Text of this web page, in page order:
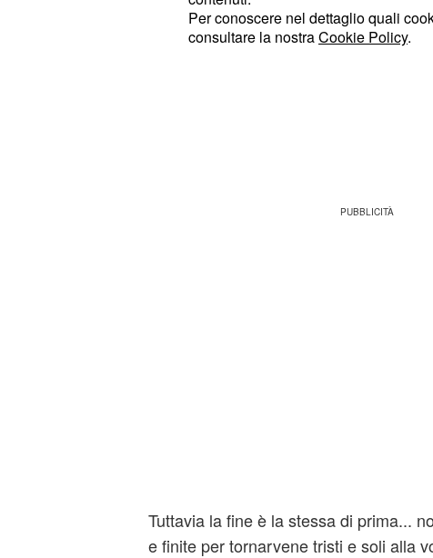
2-I discorsi con se stessi: è un po' il
vostro amato). Sembra tutto perfetto,
sembra perfetta (solo d'Annunzio
Tuttavia la fine è la stessa di prima...
e finite per tornarvene tristi e soli alla
Per conoscere nel dettaglio quali
consultare la nostraCookie Policy.